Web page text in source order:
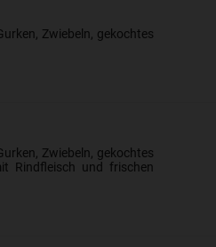
Zwiebeln, gekochtes
Zwiebeln, gekochtes
Rindfleisch und frischen